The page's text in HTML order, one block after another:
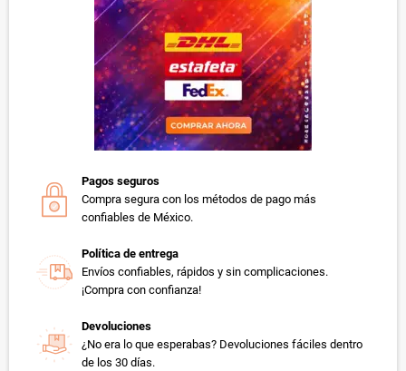
Pagos seguros
Compra segura con los métodos de pago más
confiables de México.
Política de entrega
Envíos confiables, rápidos y sin complicaciones.
¡Compra con confianza!
Devoluciones
¿No era lo que esperabas? Devoluciones fáciles dentro
de los 30 días.